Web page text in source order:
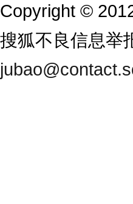
Copyright ©
搜狐不良信息举